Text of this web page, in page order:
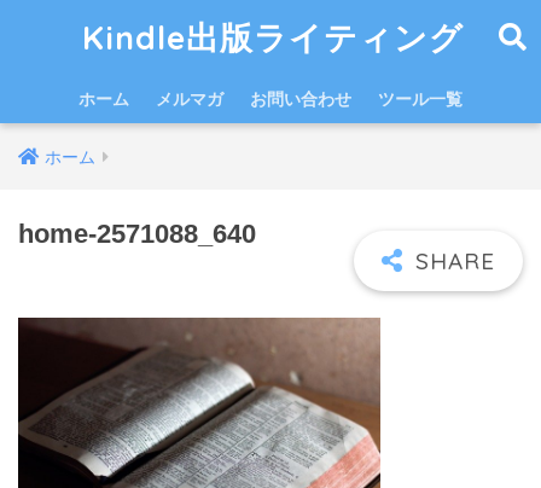
Kindle出版ライティング
ホーム メルマガ お問い合わせ ツール一覧
ホーム
home-2571088_640